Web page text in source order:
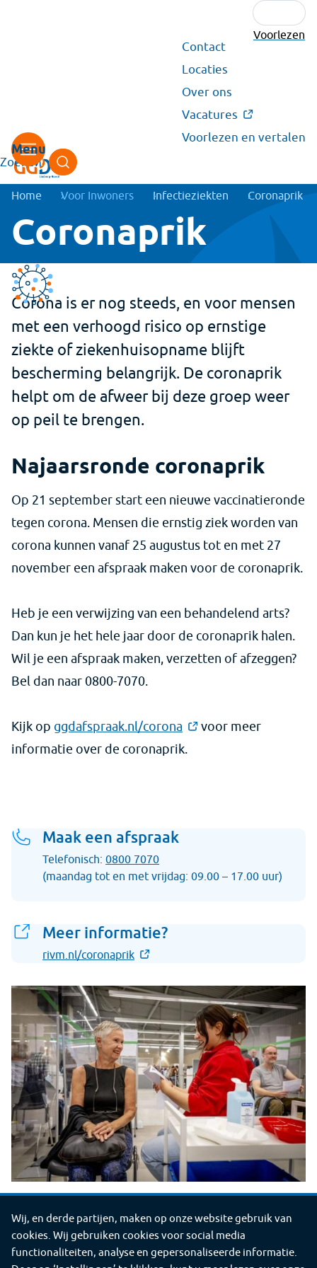
Wij, en derde partijen, maken op onze website gebruik van
cookies. Wij gebruiken cookies voor social media
functionaliteiten, analyse en gepersonaliseerde informatie.
Voorlezen
Secundair
menu
Contact
Locaties
Over ons
Vacatures
Voorlezen en vertalen
Zoeken
Kruimelpad
Home Voor Inwoners Infectieziekten Coronaprik
Coronaprik
Corona is er nog steeds, en voor mensen
met een verhoogd risico op ernstige
ziekte of ziekenhuisopname blijft
bescherming belangrijk. De coronaprik
helpt om de afweer bij deze groep weer
op peil te brengen.
Najaarsronde coronaprik
Op 21 september start een nieuwe vaccinatieronde
tegen corona. Mensen die ernstig ziek worden van
corona kunnen vanaf 25 augustus tot en met 27
november een afspraak maken voor de coronaprik.
Heb je een verwijzing van een behandelend arts?
Dan kun je het hele jaar door de coronaprik halen.
Wil je een afspraak maken, verzetten of afzeggen?
Bel dan naar 0800-7070.
Kijk op ggdafspraak.nl/corona
voor meer
informatie over de coronaprik.
Maak een afspraak
Telefonisch: 0800 7070
(maandag tot en met vrijdag: 09.00 – 17.00 uur)
Meer informatie?
rivm.nl/coronaprik
Deel deze pagina
Deel
deze
pagina
Deel
deze
pagina
Deel
deze
Deel
deze
pagina
Deel
deze
©2026 GGD Limburg-Noord